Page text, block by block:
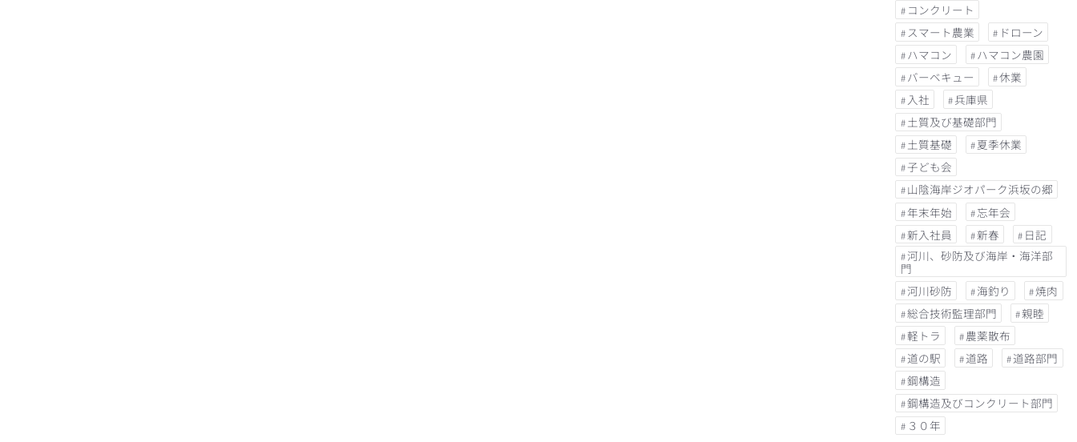
コンクリート
スマート農業
ドローン
ハマコン
ハマコン農園
バーベキュー
休業
入社
兵庫県
土質及び基礎部門
土質基礎
夏季休業
子ども会
山陰海岸ジオパーク浜坂の郷
年末年始
忘年会
新入社員
新春
日記
河川、砂防及び海岸・海洋部
門
河川砂防
海釣り
焼肉
総合技術監理部門
親睦
軽トラ
農薬散布
道の駅
道路
道路部門
鋼構造
鋼構造及びコンクリート部門
３０年